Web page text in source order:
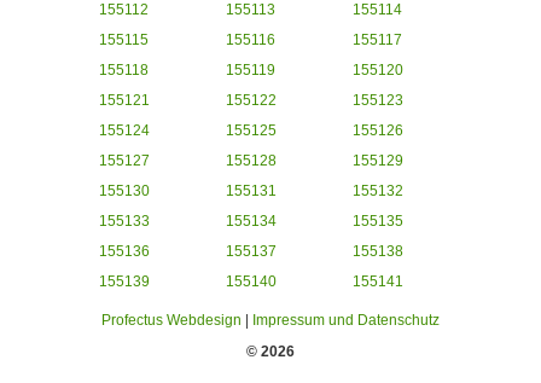
155112
155113
155114
155115
155116
155117
155118
155119
155120
155121
155122
155123
155124
155125
155126
155127
155128
155129
155130
155131
155132
155133
155134
155135
155136
155137
155138
155139
155140 155141
Profectus Webdesign
Impressum und Datenschutz
© 2026